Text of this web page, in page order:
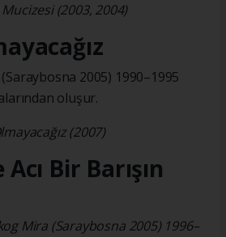
(2003, 2004)
2005) 1990–1995
oluşur.
(2007)
Bir Barışın
Mira (Saraybosna 2005) 1996–